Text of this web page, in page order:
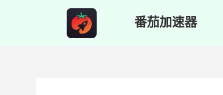
番茄加速器